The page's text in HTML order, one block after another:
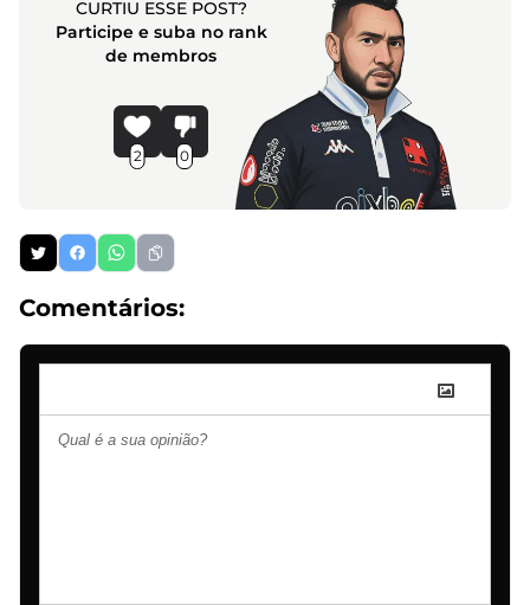
CURTIU ESSE POST?
Participe e suba no rank
de membros
2 0
Comentários: